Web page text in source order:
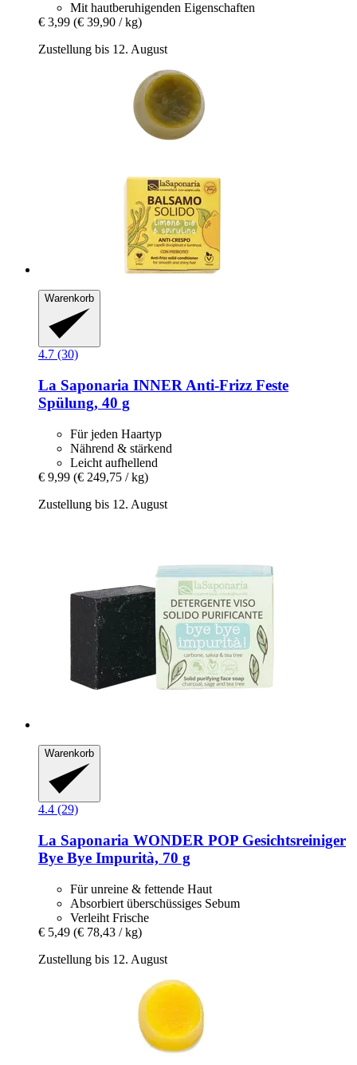
Mit hautberuhigenden Eigenschaften
€ 3,99 (€ 39,90 / kg)
Zustellung bis 12. August
Warenkorb
4.7 (30)
La Saponaria INNER Anti-​Frizz Feste
Spülung, 40 g
Für jeden Haartyp
Nährend & stärkend
Leicht aufhellend
€ 9,99 (€ 249,75 / kg)
Zustellung bis 12. August
Warenkorb
4.4 (29)
La Saponaria WONDER POP Gesichtsreiniger
Bye Bye Impurità, 70 g
Für unreine & fettende Haut
Absorbiert überschüssiges Sebum
Verleiht Frische
€ 5,49 (€ 78,43 / kg)
Zustellung bis 12. August